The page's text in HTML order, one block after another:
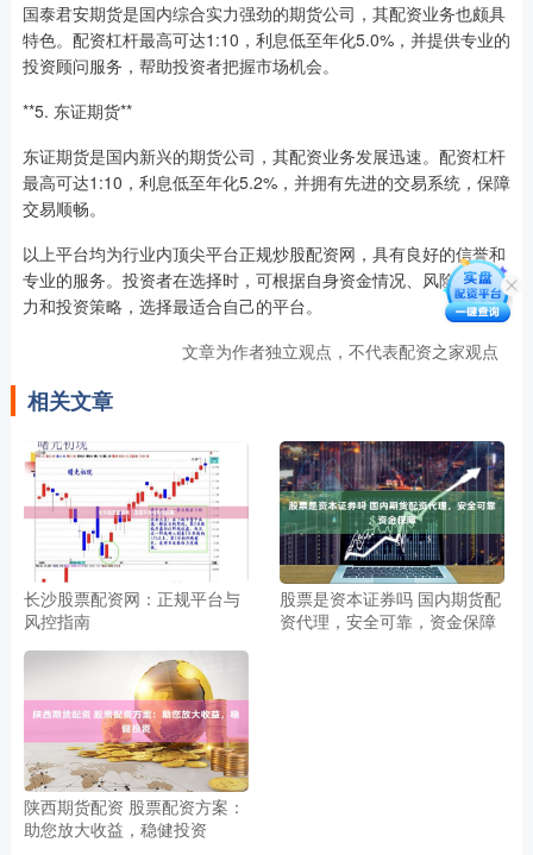
国泰君安期货是国内综合实力强劲的期货公司，其配资业务也颇具
特色。配资杠杆最高可达1:10，利息低至年化5.0%，并提供专业的
投资顾问服务，帮助投资者把握市场机会。
**5. 东证期货**
东证期货是国内新兴的期货公司，其配资业务发展迅速。配资杠杆
最高可达1:10，利息低至年化5.2%，并拥有先进的交易系统，保障
交易顺畅。
以上平台均为行业内顶尖平台正规炒股配资网，具有良好的信誉和
专业的服务。投资者在选择时，可根据自身资金情况、风险承受能
力和投资策略，选择最适合自己的平台。
文章为作者独立观点，不代表配资之家观点
相关文章
长沙股票配资网：正规平台与
风控指南
股票是资本证券吗 国内期货配
资代理，安全可靠，资金保障
陕西期货配资 股票配资方案：
助您放大收益，稳健投资